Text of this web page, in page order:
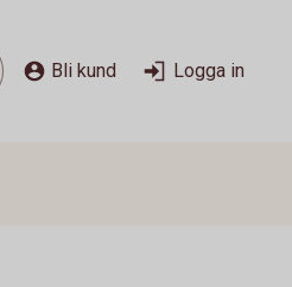
Bli kund Logga in